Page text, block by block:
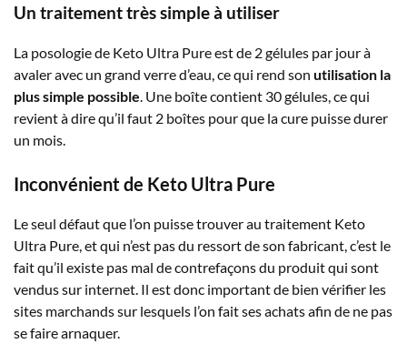
Un traitement très simple à utiliser
La posologie de Keto Ultra Pure est de 2 gélules par jour à
avaler avec un grand verre d’eau, ce qui rend son utilisation la
plus simple possible . Une boîte contient 30 gélules, ce qui
revient à dire qu’il faut 2 boîtes pour que la cure puisse durer
un mois.
Inconvénient de Keto Ultra Pure
Le seul défaut que l’on puisse trouver au traitement Keto
Ultra Pure, et qui n’est pas du ressort de son fabricant, c’est le
fait qu’il existe pas mal de contrefaçons du produit qui sont
vendus sur internet. Il est donc important de bien vérifier les
sites marchands sur lesquels l’on fait ses achats afin de ne pas
se faire arnaquer.